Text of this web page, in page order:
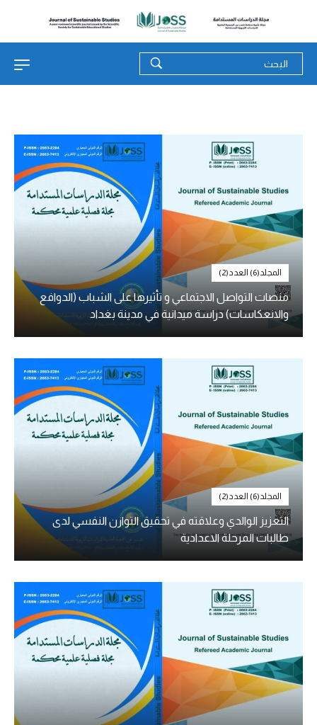
المجلد(6) العدد(2)
منصات التواصل الاجتماعي و تأثيرها على الشباب (الدوافع
والانعكاسات) دراسة ميدانية في مدينة بغداد
المجلد(6) العدد(2)
التعزيز الوالدي وعلاقته في تحقيق التوازن النفسي لدى
طالبات المرحلة الاعدادية